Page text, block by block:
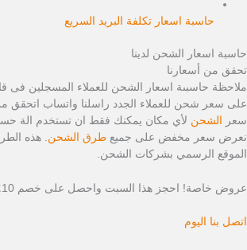
حاسبة اسعار تكلفة البريد السريع
حاسبة اسعار الشحن لدينا
تحقق من أسعارنا
ملاحظة حاسبىة اسعار الشحن للعملاء المسجلين فى
على سعر شحن للعملاء الجدد راسلنا واتساب اتحقق
سعر
الشحن لأي مكان يمكنك فقط ان تستخدم الة
نعرض سعر مخفض على جميع طرق الشحن
الموقع الرسمي بشركات الشحن.
عروض خاصة! احجز هذا السبت واحصل على خصم 10٪!
اتصل بنا اليوم